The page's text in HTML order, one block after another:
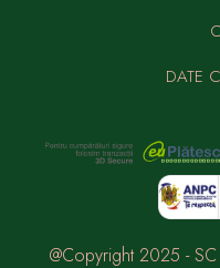
DATE
@Copyright 2025 -